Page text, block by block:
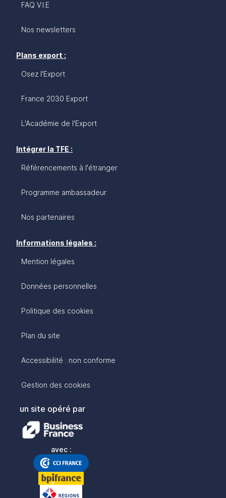
FAQ V.I.E
Nos newsletters
Plans export :
Osez l'Export
France 2030 Export
L'Académie de l'Export
Intégrer la TFE :
Référencements à l'étranger
Programme ambassadeur
Nos partenaires
Informations légales :
Mention légales
Données personnelles
Politique des cookies
Plan du site
Accessibilité : non conforme
Gestion des cookies
un site opéré par
avec :